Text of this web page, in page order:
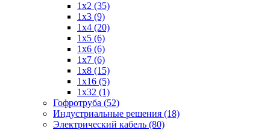
1x2 (35)
1x3 (9)
1x4 (20)
1x5 (6)
1x6 (6)
1x7 (6)
1x8 (15)
1x16 (5)
1x32 (1)
Гофротруба (52)
Индустриальные решения (18)
Электрический кабель (80)